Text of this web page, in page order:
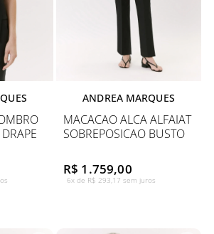
ANDREA MARQUES
MACACAO ALCA ALFAIAT
SOBREPOSICAO BUSTO
R$ 1.759,00
6x de R$ 293,17 sem juros